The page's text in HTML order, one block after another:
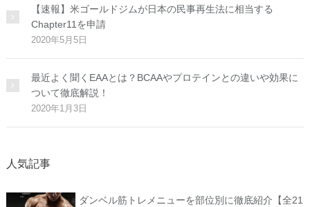
【速報】米ゴールドジムが日本の民事再生法に相当する
Chapter11を申請
2020年5月5日
最近よく聞くEAAとは？BCAAやプロテインとの違いや効果に
ついて徹底解説！
2020年1月3日
人気記事
ダンベル筋トレメニューを部位別に徹底紹介【全21